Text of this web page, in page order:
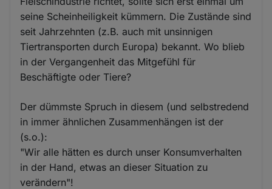
seine Scheinheiligkeit kümmern. Die Zustände sind
seit Jahrzehnten (z.B. auch mit unsinnigen
Tiertransporten durch Europa) bekannt. Wo blieb
in der Vergangenheit das Mitgefühl für
Beschäftigte oder Tiere?
Der dümmste Spruch in diesem (und selbstredend
in immer ähnlichen Zusammenhängen ist der
(s.o.):
"Wir alle hätten es durch unser Konsumverhalten
in der Hand, etwas an dieser Situation zu
verändern"!